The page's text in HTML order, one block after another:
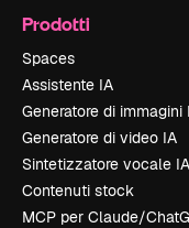
Prodotti
Spaces
Assistente IA
Generatore di immagini
Generatore di video IA
Sintetizzatore vocale IA
Contenuti stock
MCP per Claude/